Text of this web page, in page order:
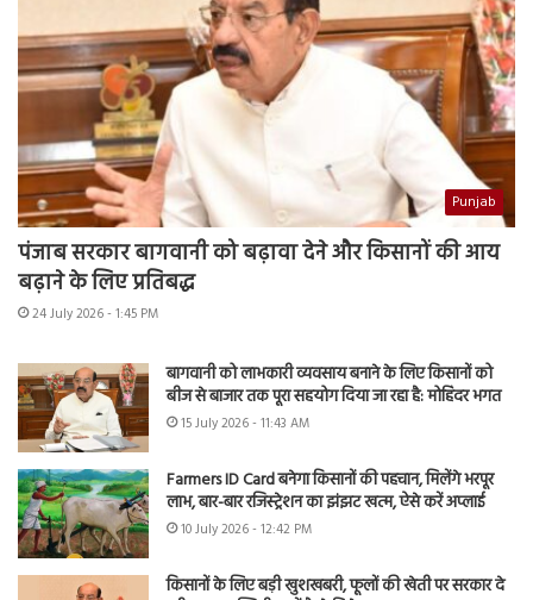
Punjab
पंजाब सरकार बागवानी को बढ़ावा देने और किसानों की आय
बढ़ाने के लिए प्रतिबद्ध
24 July 2026 - 1:45 PM
बागवानी को लाभकारी व्यवसाय बनाने के लिए किसानों को
बीज से बाजार तक पूरा सहयोग दिया जा रहा है: मोहिंदर भगत
15 July 2026 - 11:43 AM
Farmers ID Card बनेगा किसानों की पहचान, मिलेंगे भरपूर
लाभ, बार-बार रजिस्ट्रेशन का झंझट खत्म, ऐसे करें अप्लाई
10 July 2026 - 12:42 PM
किसानों के लिए बड़ी खुशखबरी, फूलों की खेती पर सरकार दे